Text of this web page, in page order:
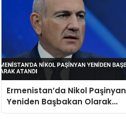
Ermenistan’da Nikol Paşinyan
Yeniden Başbakan Olarak
Atandı